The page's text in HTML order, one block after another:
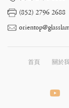
(852) 2796 2688
首頁 關於